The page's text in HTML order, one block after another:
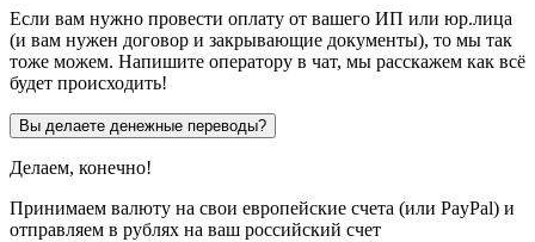
Если вам нужно провести оплату от вашего ИП или юр.лица
(и вам нужен договор и закрывающие документы), то мы так
тоже можем. Напишите оператору в чат, мы расскажем как всё
будет происходить!
Вы делаете денежные переводы?
Делаем, конечно!
Принимаем валюту на свои европейские счета (или PayPal) и
отправляем в рублях на ваш российский счет